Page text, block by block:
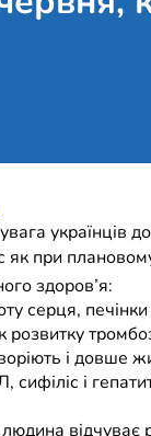
українців
при
здоров’я:
серця, печінки
і довше
сифіліс і
відчуває